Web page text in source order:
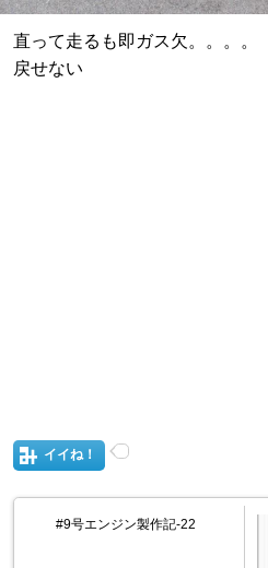
直って走るも即ガス欠。。。。
戻せない
イイね！
#9号エンジン製作記-22